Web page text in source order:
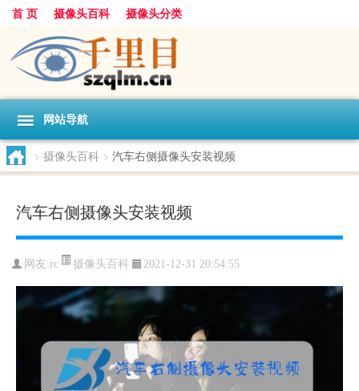
首 页 摄像头百科 摄像头分类
网站导航
> 摄像头百科 > 汽车右侧摄像头安装视频
汽车右侧摄像头安装视频
网友:rc 摄像头百科 2021-12-31 20:54:55